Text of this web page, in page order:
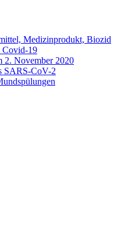
Medizinprodukt, Biozid
Covid-19
2. November 2020
SARS-CoV-2